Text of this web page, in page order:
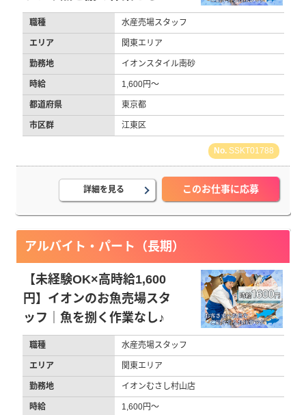
職種 水産売場スタッフ
エリア 関東エリア
勤務地 イオンスタイル南砂
時給 1,600円～
都道府県 東京都
市区群 江東区
SSKT01788
詳細を見る このお仕事に応募
アルバイト・パート（長期）
【未経験OK×高時給1,600
円】イオンのお魚売場スタ
ッフ｜魚を捌く作業なし♪
職種 水産売場スタッフ
エリア 関東エリア
勤務地 イオンむさし村山店
時給 1,600円～